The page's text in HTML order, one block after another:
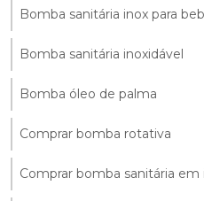
Bomba sanitária inox para
Bomba sanitária inoxidável
Bomba óleo de palma
Comprar bomba rotativa
Comprar bomba sanitária em